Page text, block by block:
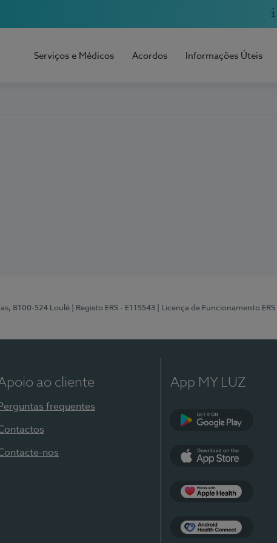
Serviços e Médicos Acordos Informações Úteis
8100-524 Loulé | Registo ERS - E115543 | Licença de Funcionamento
ao cliente
Perguntas frequentes
nos
App MY LUZ